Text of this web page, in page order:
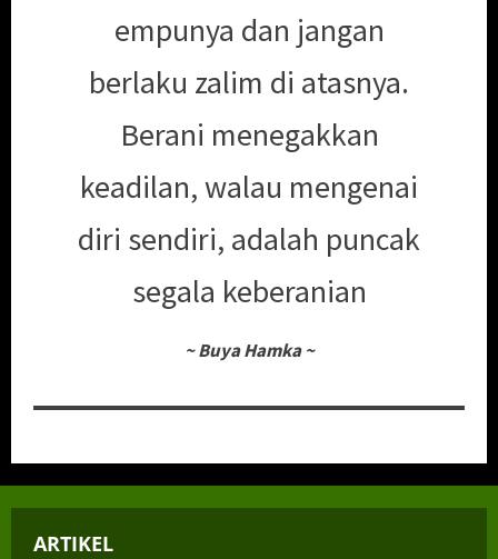
empunya dan jangan
berlaku zalim di atasnya.
Berani menegakkan
keadilan, walau mengenai
diri sendiri, adalah puncak
segala keberanian
~ Buya Hamka ~
ARTIKEL